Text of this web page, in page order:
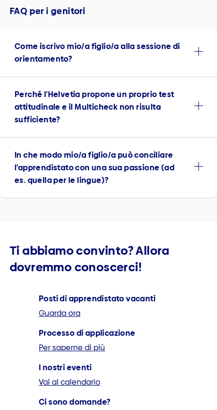
FAQ per i genitori
Come iscrivo mio/a figlio/a alla sessione di
orientamento?
Perché l'Helvetia propone un proprio test
attitudinale e il Multicheck non risulta
sufficiente?
In che modo mio/a figlio/a può conciliare
l'apprendistato con una sua passione (ad
es. quella per le lingue)?
Ti abbiamo convinto? Allora
dovremmo conoscerci!
Posti di appren­distato vacanti
Guarda ora
Processo di applicazione
Per saperne di più
I nostri eventi
Vai al calendario
Ci sono domande?